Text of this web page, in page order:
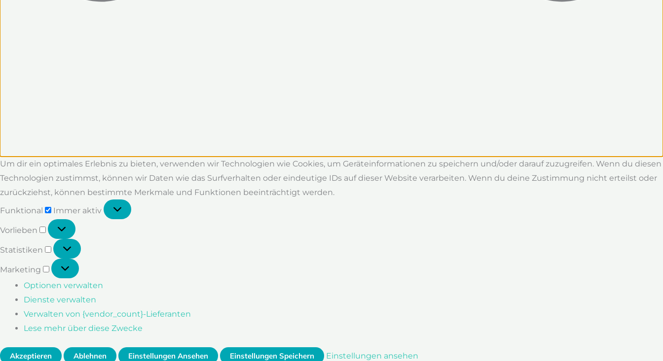
Um dir ein optimales Erlebnis zu bieten, verwenden wir Technologien wie Cookies, um Geräteinformationen zu speichern und/oder darauf zuzugreifen. Wenn du diesen
Technologien zustimmst, können wir Daten wie das Surfverhalten oder eindeutige IDs auf dieser Website verarbeiten. Wenn du deine Zustimmung nicht erteilst oder
zurückziehst, können bestimmte Merkmale und Funktionen beeinträchtigt werden.
Funktional
Funktional
Immer aktiv
Vorlieben Vorlieben
Statistiken Statistiken
Marketing Marketing
Optionen verwalten
Dienste verwalten
Verwalten von {vendor_count}-Lieferanten
Lese mehr über diese Zwecke
Akzeptieren Ablehnen Einstellungen Ansehen Einstellungen Speichern
Einstellungen ansehen